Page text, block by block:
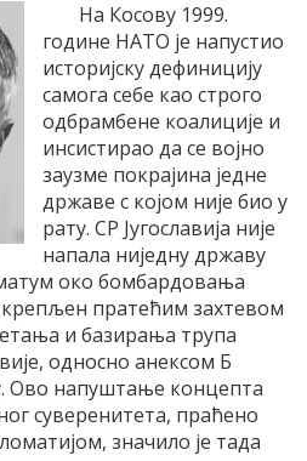
На Косову 1999.
године НАТО је напустио
историјску дефиницију
самога себе као строго
одбрамбене коалиције и
инсистирао да се војно
заузме покрајина једне
државе с којом није био у
рату. СР Југославија није
напала ниједну државу
око бомбардовања
пратећим захтевом
и базирања трупа
односно анексом Б
Ово напуштање концепта
суверенитета, праћено
значило је тада